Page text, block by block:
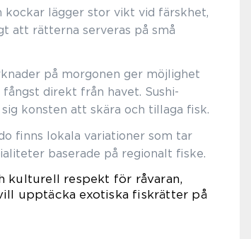
kockar lägger stor vikt vid färskhet,
att rätterna serveras på små
på morgonen ger möjlighet
direkt från havet. Sushi-
konsten att skära och tillaga fisk.
finns lokala variationer som tar
baserade på regionalt fiske.
kulturell respekt för råvaran,
upptäcka exotiska fiskrätter på